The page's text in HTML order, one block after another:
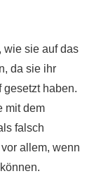
wie sie auf das
da sie ihr
gesetzt haben.
mit dem
falsch
allem, wenn